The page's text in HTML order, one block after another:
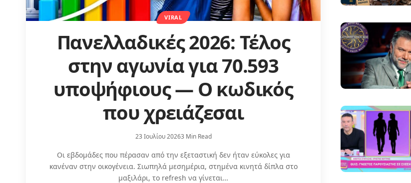
VIRAL
Πανελλαδικές 2026: Τέλος
στην αγωνία για 70.593
υποψήφιους — Ο κωδικός
που χρειάζεσαι
23 Ιουλίου 20263 Min Read
Οι εβδομάδες που πέρασαν από την εξεταστική δεν ήταν εύκολες για
κανέναν στην οικογένεια. Σιωπηλά μεσημέρια, στημένα κινητά δίπλα στο
μαξιλάρι, το refresh να γίνεται…